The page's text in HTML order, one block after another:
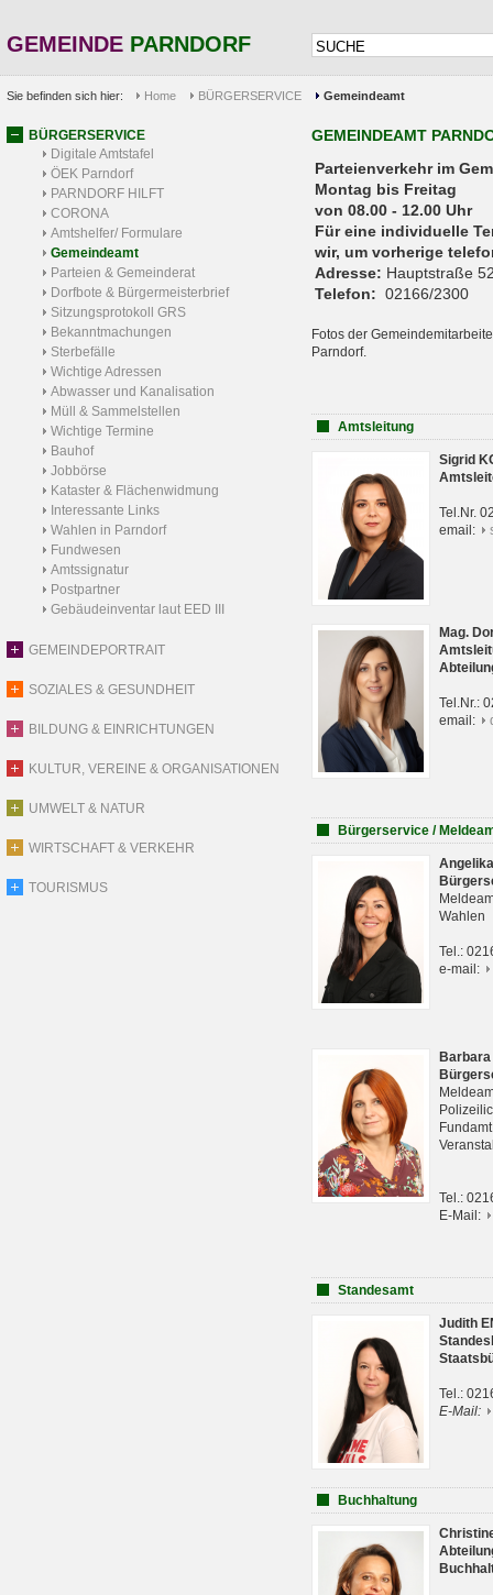
GEMEINDE PARNDORF
Sie befinden sich hier: Home BÜRGERSERVICE Gemeindeamt
BÜRGERSERVICE
Digitale Amtstafel
ÖEK Parndorf
PARNDORF HILFT
CORONA
Amtshelfer/ Formulare
Gemeindeamt
Parteien & Gemeinderat
Dorfbote & Bürgermeisterbrief
Sitzungsprotokoll GRS
Bekanntmachungen
Sterbefälle
Wichtige Adressen
Abwasser und Kanalisation
Müll & Sammelstellen
Wichtige Termine
Bauhof
Jobbörse
Kataster & Flächenwidmung
Interessante Links
Wahlen in Parndorf
Fundwesen
Amtssignatur
Postpartner
Gebäudeinventar laut EED III
GEMEINDEPORTRAIT
SOZIALES & GESUNDHEIT
BILDUNG & EINRICHTUNGEN
KULTUR, VEREINE & ORGANISATIONEN
UMWELT & NATUR
WIRTSCHAFT & VERKEHR
TOURISMUS
GEMEINDEAMT
Parteienverkehr
Montag bis Freitag
von 08.00 - 12.00 Uhr
Für eine individuelle
wir, um vorherige
Adresse: Hauptstraße
Telefon: 02166/2300
Fotos der
Parndorf.
Amtsleitung
Sigrid
Tel.Nr.
email:
Mag.
Tel.Nr.:
email:
Bürgerservice /
Wahlen
Tel.:
e-mail:
Tel.:
E-Mail:
Standesamt
Judith
Tel.:
E-Mail:
Buchhaltung